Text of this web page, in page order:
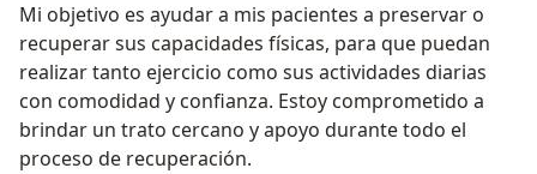
Mi objetivo es ayudar a mis pacientes a preservar o
recuperar sus capacidades físicas, para que puedan
realizar tanto ejercicio como sus actividades diarias
con comodidad y confianza. Estoy comprometido a
brindar un trato cercano y apoyo durante todo el
proceso de recuperación.